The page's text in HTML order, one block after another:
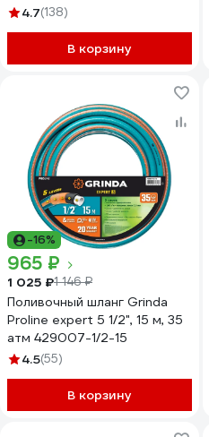
4.7(138)
В корзину
-16%
965 ₽
1 025 ₽1 146 ₽
Поливочный шланг Grinda
Proline expert 5 1/2", 15 м, 35
атм 429007-1/2-15
4.5(55)
В корзину